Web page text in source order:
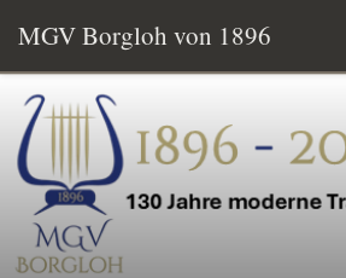
MGV Borgloh von 1896
Zum
Inhalt
springen
Startseite
Termine
MGV aktuell